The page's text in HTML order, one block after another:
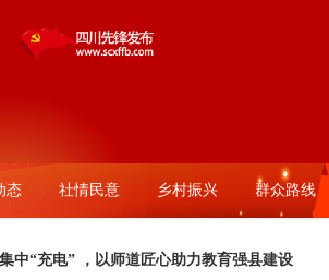
态 社情民意 乡村振兴 群众路线
中“充电” ，以师道匠心助力教育强县建设